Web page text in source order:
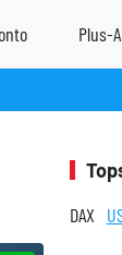
DAX